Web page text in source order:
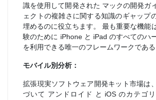
識を使用して開発された マックの開発ガ
ェクトの複雑さに関する知識のギャップ
埋めるのに役立ちます。 最も重要な機能
験のために iPhone と iPad のすべてのハ
を利用できる唯一のフレームワークである
モバイル別分析：
拡張現実ソフトウェア開発キット市場は
づいて アンドロイド と iOS のカテゴ